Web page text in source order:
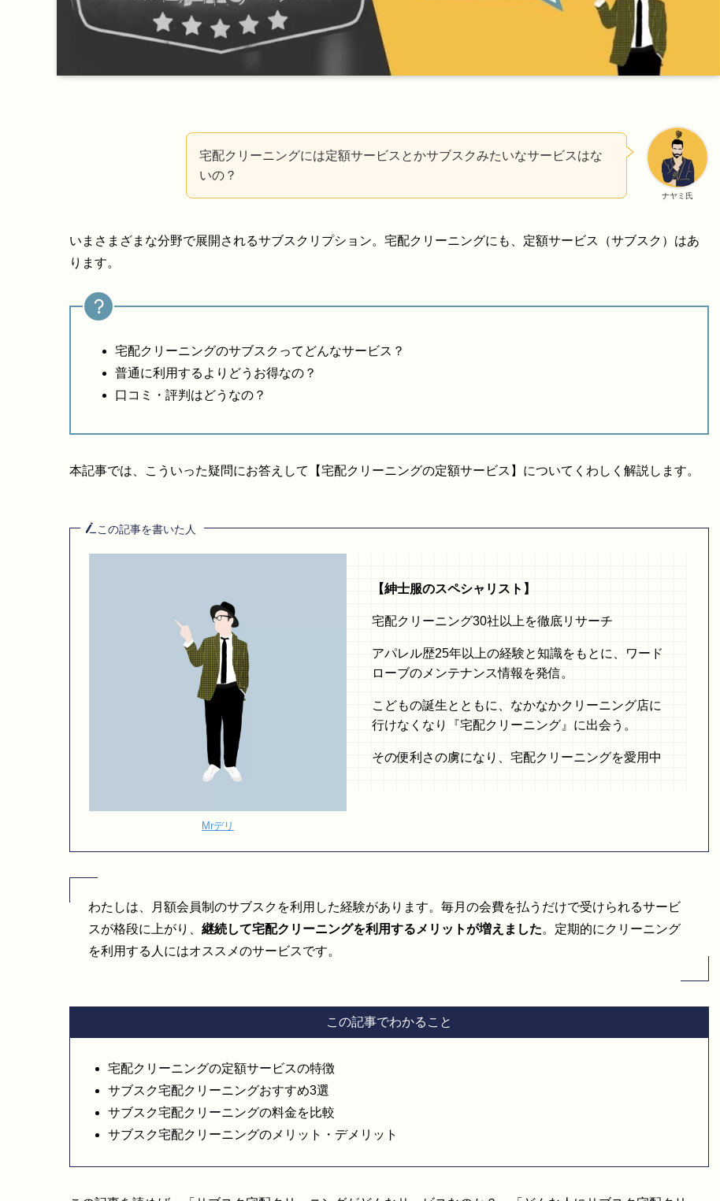
ナヤミ氏
宅配クリーニングには定額サービスとかサブスクみたいなサービスはな
いの？
いまさまざまな分野で展開されるサブスクリプション。宅配クリーニングにも、定額サービス（サブスク）はあ
ります。
宅配クリーニングのサブスクってどんなサービス？
普通に利用するよりどうお得なの？
口コミ・評判はどうなの？
本記事では、こういった疑問にお答えして【宅配クリーニングの定額サービス】についてくわしく解説します。
この記事を書いた人
Mrデリ
【紳士服のスペシャリスト】
宅配クリーニング30社以上を徹底リサーチ
アパレル歴25年以上の経験と知識をもとに、ワード
ローブのメンテナンス情報を発信。
こどもの誕生とともに、なかなかクリーニング店に
行けなくなり『宅配クリーニング』に出会う。
その便利さの虜になり、宅配クリーニングを愛用中
わたしは、月額会員制のサブスクを利用した経験があります。毎月の会費を払うだけで受けられるサービ
スが格段に上がり、 継続して宅配クリーニングを利用するメリットが増えました。定期的にクリーニング
を利用する人にはオススメのサービスです。
この記事でわかること
宅配クリーニングの定額サービスの特徴
サブスク宅配クリーニングおすすめ3選
サブスク宅配クリーニングの料金を比較
サブスク宅配クリーニングのメリット・デメリット